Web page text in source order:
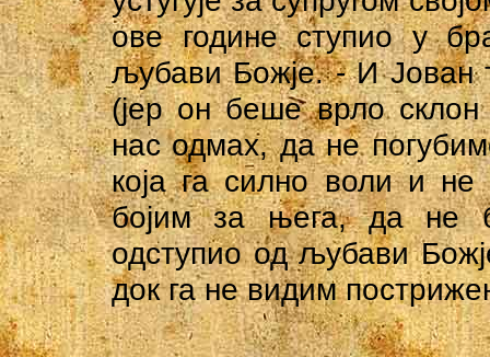
ове године ступио у
љубави Божје. - И Јован
(јер он беше врло
нас одмах, да не
која га силно воли и
бојим за њега, да не
одступио од љубави
док га не видим